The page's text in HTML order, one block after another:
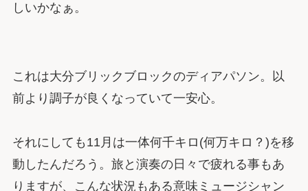
しいかなぁ。
これは大分ブリックブロックのディアパソン。以
前より調子が良くなっていて一安心。
それにしても11月は一体何千キロ(何万キロ？)を移
動したんだろう。旅と演奏の日々で疲れる事もあ
りますが、こんな状況もある意味ミュージシャン